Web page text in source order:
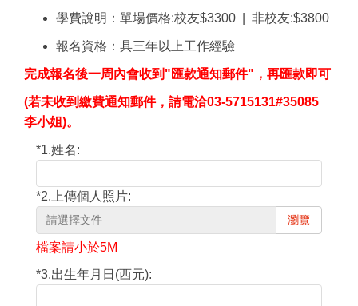
學費說明： 單場價格:校友$3300 | 非校友:$3800
報名資格：具三年以上工作經驗
完成報名後一周內會收到"匯款通知郵件"，再匯款即可
(若未收到繳費通知郵件，請電洽03-5715131#35085
李小姐)。
*1.姓名:
*2.上傳個人照片:
瀏覽
檔案請小於5M
*3.出生年月日(西元):